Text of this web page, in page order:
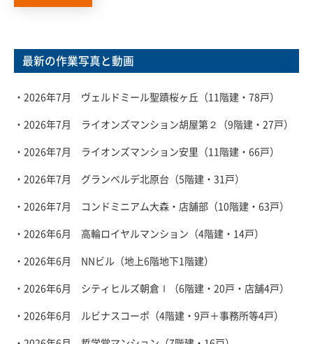
最新の作業写真と動画
・2026年7月 ヴェルドミール聖蹟桜ヶ丘（11階建・78戸）
・2026年7月 ライオンズマンション胡屋第２（9階建・27戸）
・2026年7月 ライオンズマンション安里（11階建・66戸）
・2026年7月 グランベルデ北原台（5階建・31戸）
・2026年7月 コンドミニアム大森・店舗部（10階建・63戸）
・2026年6月 高輪ロイヤルマンション（4階建・14戸）
・2026年6月 NNビル（地上6階地下1階建）
・2026年6月 シティヒルズ朝倉Ⅰ（6階建・20戸・店舗4戸）
・2026年6月 ルビナスコーポ（4階建・9戸＋事務所等4戸）